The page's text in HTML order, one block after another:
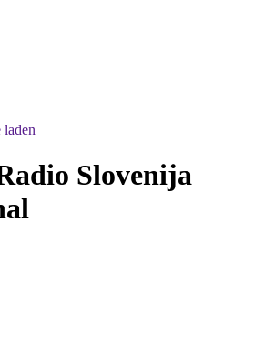
Slovenija